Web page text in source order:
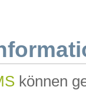
können